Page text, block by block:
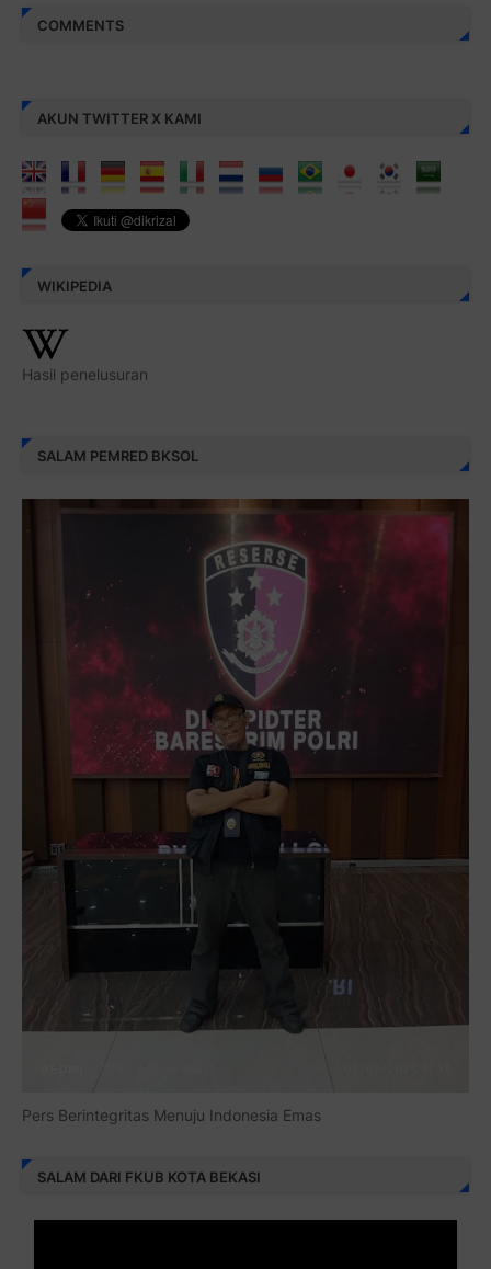
COMMENTS
AKUN TWITTER X KAMI
WIKIPEDIA
Hasil penelusuran
SALAM PEMRED BKSOL
Pers Berintegritas Menuju Indonesia Emas
SALAM DARI FKUB KOTA BEKASI